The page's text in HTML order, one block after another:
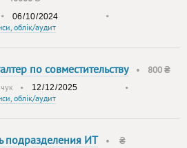
•
облік/аудит
по совместительству• 800 ₴
•
•
облік/аудит
подразделения ИТ • ₴